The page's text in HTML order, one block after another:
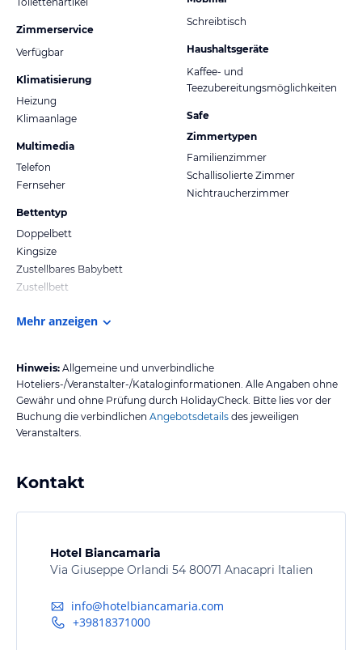
Zimmerservice
Verfügbar
Klimatisierung
Heizung
Klimaanlage
Multimedia
Telefon
Fernseher
Bettentyp
Doppelbett
Kingsize
Zustellbares Babybett
Zustellbett
Schreibtisch
Haushaltsgeräte
Kaffee- und
Teezubereitungsmöglichkeiten
Safe
Zimmertypen
Familienzimmer
Schallisolierte Zimmer
Nichtraucherzimmer
Mehr anzeigen
Hinweis: Allgemeine und unverbindliche
Hoteliers-/Veranstalter-/Kataloginformationen. Alle Angaben ohne
Gewähr und ohne Prüfung durch HolidayCheck. Bitte lies vor der
Buchung die verbindlichen Angebotsdetails des jeweiligen
Veranstalters.
Kontakt
Hotel Biancamaria
Via Giuseppe Orlandi 54 80071 Anacapri Italien
info@hotelbiancamaria.com
+39818371000